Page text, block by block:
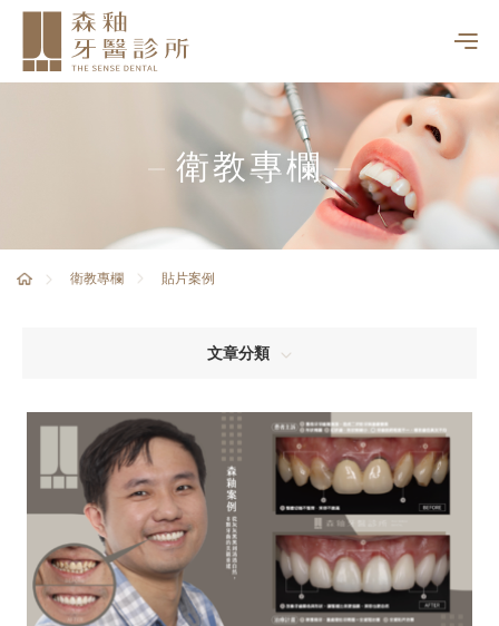
衛教專欄
衛教專欄 貼片案例
文章分類